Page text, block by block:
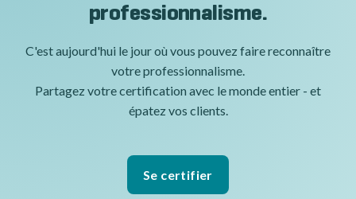
professionnalisme.
C'est aujourd'hui le jour où vous pouvez faire reconnaître
votre professionnalisme.
Partagez votre certification avec le monde entier - et
épatez vos clients.
Se certifier